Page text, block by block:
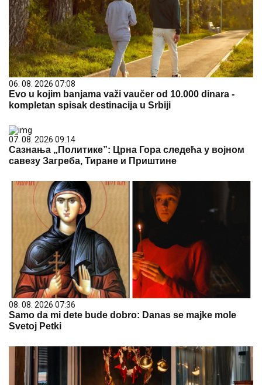
06. 08. 2026 07:08
Evo u kojim banjama važi vaučer od 10.000 dinara -
kompletan spisak destinacija u Srbiji
07. 08. 2026 09:14
Сазнања „Политике”: Црна Гора следећа у војном
савезу Загреба, Тиране и Приштине
08. 08. 2026 07:36
Samo da mi dete bude dobro: Danas se majke mole
Svetoj Petki